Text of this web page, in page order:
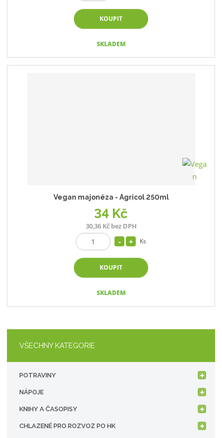
KOUPIT
SKLADEM
Vegan majonéza - Agricol 250ml
34 Kč
30,36 Kč bez DPH
Ks
KOUPIT
SKLADEM
VŠECHNY KATEGORIE
POTRAVINY
NÁPOJE
KNIHY A ČASOPISY
CHLAZENÉ PRO ROZVOZ PO HK